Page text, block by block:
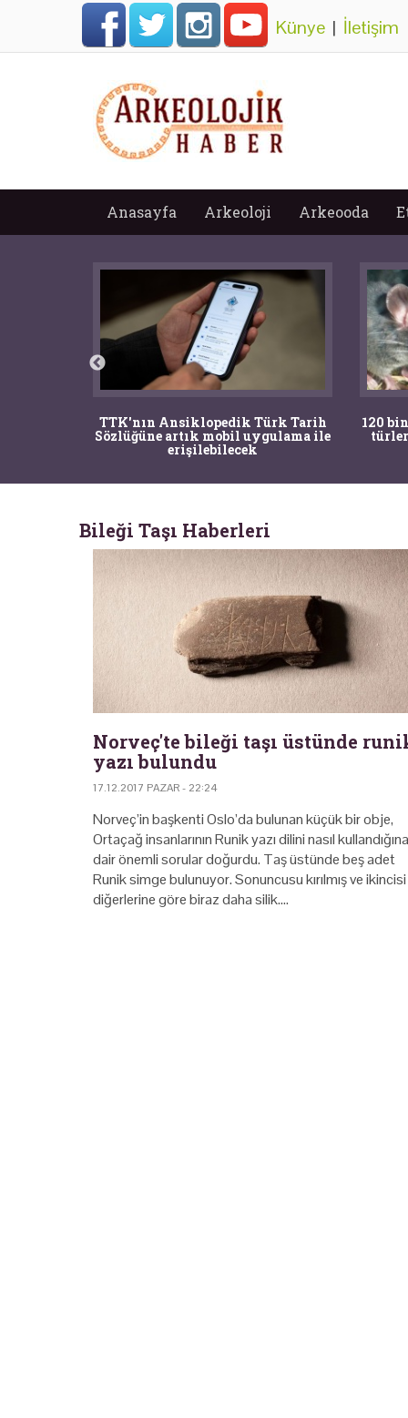
Künye | İletişim
Anasayfa Arkeoloji Arkeooda
TTK'nın Ansiklopedik Türk Tarih
Sözlüğüne artık mobil uygulama ile
erişilebilecek
120
Bileği Taşı Haberleri
Norveç'te bileği taşı üstünde
yazı bulundu
17.12.2017 PAZAR - 22:24
Norveç’in başkenti Oslo’da bulunan küçük bir obje,
Ortaçağ insanlarının Runik yazı dilini nasıl kullandığına
dair önemli sorular doğurdu. Taş üstünde beş adet
Runik simge bulunuyor. Sonuncusu kırılmış ve ikincisi
diğerlerine göre biraz daha silik.…